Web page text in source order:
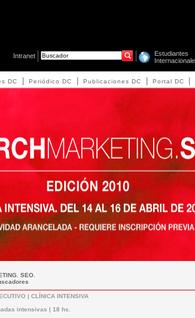
Intranet
Estudiantes
DC Periódico DC Publicaciones DC Portal DC
SEO.
| CLÍNICA INTENSIVA
intensivas | 18 hs.